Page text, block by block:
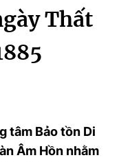
Thất
tâm Bảo tồn Di
Âm Hồn nhằm